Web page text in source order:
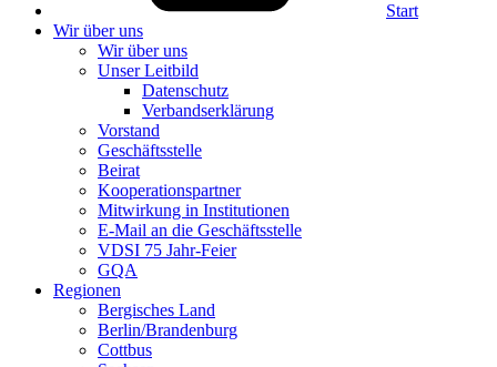
Start
Wir über uns
Wir über uns
Unser Leitbild
Datenschutz
Verbandserklärung
Vorstand
Geschäftsstelle
Beirat
Kooperationspartner
Mitwirkung in Institutionen
E-Mail an die Geschäftsstelle
VDSI 75 Jahr-Feier
GQA
Regionen
Bergisches Land
Berlin/Brandenburg
Cottbus